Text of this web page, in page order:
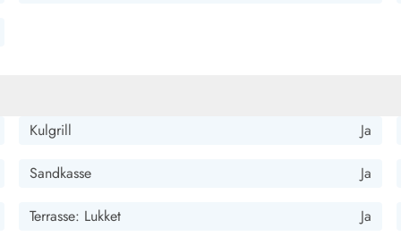
og smagfuldt indrettet. Her mangler der ingenting.
Kulgrill Ja
Sandkasse Ja
Terrasse: Lukket Ja